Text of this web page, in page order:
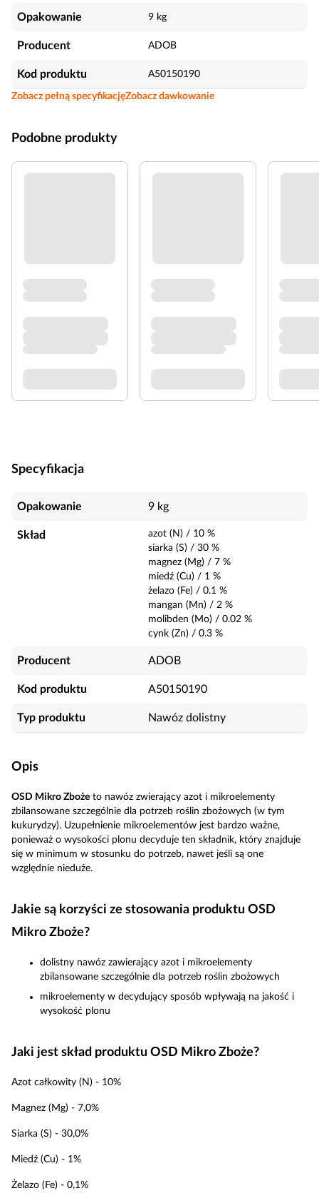
Opakowanie 9 kg
Producent ADOB
Kod produktu A50150190
Zobacz pełną specyfikacjęZobacz dawkowanie
Podobne produkty
Specyfikacja
Opakowanie 9 kg
Skład azot (N) / 10 %
siarka (S) / 30 %
magnez (Mg) / 7 %
miedź (Cu) / 1 %
żelazo (Fe) / 0.1 %
mangan (Mn) / 2 %
molibden (Mo) / 0.02 %
cynk (Zn) / 0.3 %
Producent ADOB
Kod produktu A50150190
Typ produktu Nawóz dolistny
Opis
OSD Mikro Zboże to nawóz zwierający azot i mikroelementy
zbilansowane szczególnie dla potrzeb roślin zbożowych (w tym
kukurydzy). Uzupełnienie mikroelementów jest bardzo ważne,
ponieważ o wysokości plonu decyduje ten składnik, który znajduje
się w minimum w stosunku do potrzeb, nawet jeśli są one
względnie nieduże.
Jakie są korzyści ze stosowania produktu OSD
Mikro Zboże?
dolistny nawóz zawierający azot i mikroelementy
zbilansowane szczególnie dla potrzeb roślin zbożowych
mikroelementy w decydujący sposób wpływają na jakość i
wysokość plonu
Jaki jest skład produktu OSD Mikro Zboże?
Azot całkowity (N) - 10%
Magnez (Mg) - 7,0%
Siarka (S) - 30,0%
Miedź (Cu) - 1%
Żelazo (Fe) - 0,1%